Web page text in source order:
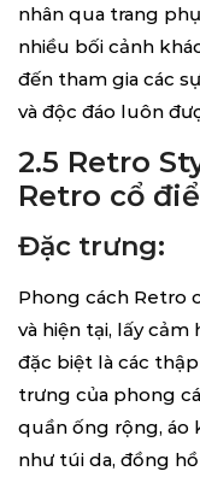
nhân qua trang
nhiều bối cảnh
đến tham gia các
và độc đáo luôn
2.5 Retro
Retro cổ
Đặc trưng:
Phong cách Retro
và hiện tại, lấy
đặc biệt là các
trưng của phong
quần ống rộng, áo
như túi da, đồng